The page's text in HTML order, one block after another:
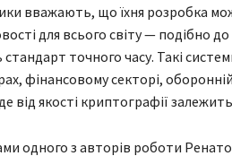
вважають, що їхня розробка
для всього світу — подібно
точного часу. Такі
фінансовому секторі,
від якості криптографії
одного з авторів роботи